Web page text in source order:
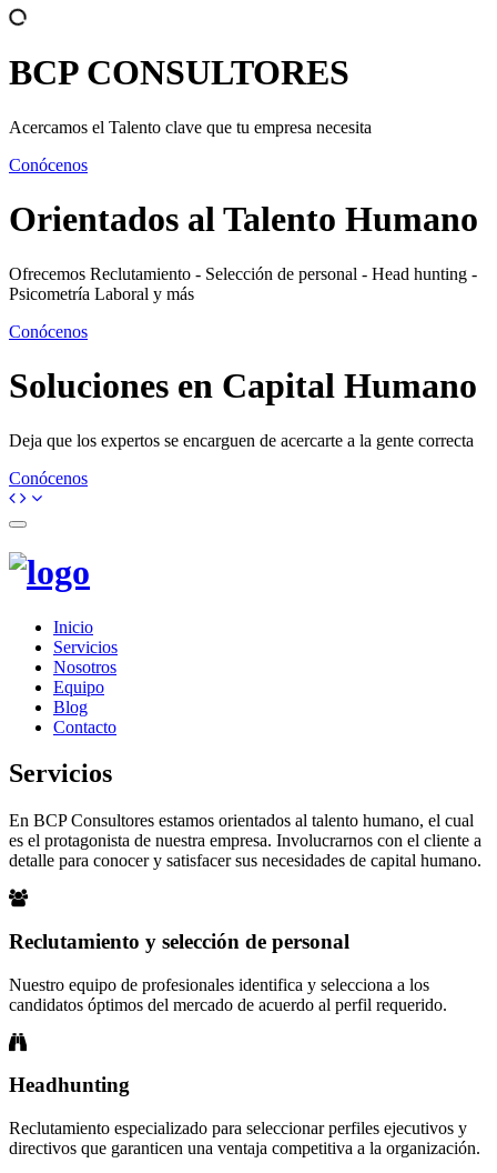
BCPCONSULTORES
Acercamos el Talento clave que tu empresa necesita
Conócenos
Orientados alTalento Humano
Ofrecemos Reclutamiento - Selección de personal - Head hunting -
Psicometría Laboral y más
Conócenos
Soluciones en Capital Humano
Deja que los expertos se encarguen de acercarte a la gente correcta
Conócenos
Toggle
Inicio
Servicios
Nosotros
Equipo
Blog
Contacto
Servicios
En BCP Consultores estamos orientados al talento humano, el cual
es el protagonista de nuestra empresa. Involucrarnos con el cliente a
detalle para conocer y satisfacer sus necesidades de capital humano.
Reclutamiento y selección de personal
Nuestro equipo de profesionales identifica y selecciona a los
candidatos óptimos del mercado de acuerdo al perfil requerido.
Headhunting
Reclutamiento especializado para seleccionar perfiles ejecutivos y
directivos que garanticen una ventaja competitiva a la organización.